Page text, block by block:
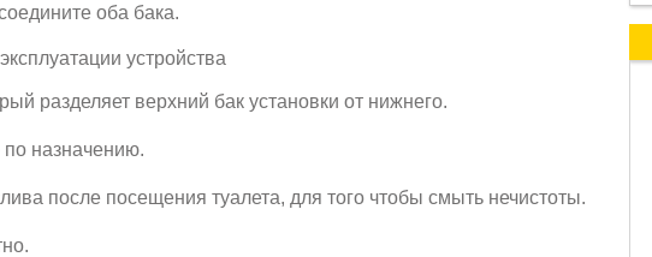
оба бака.
устройства
разделяет верхний бак установки от нижнего.
по назначению.
после посещения туалета, для того чтобы смыть нечистоты.